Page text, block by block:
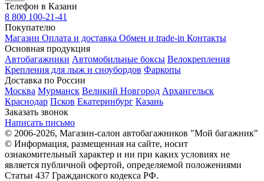
Телефон в Казани
8 800 100-21-41
Покупателю
Магазин Оплата и доставка Обмен и trade-in Контакты
Основная продукция
Автобагажники Автомобильные боксы Велокрепления
Крепления для лыж и сноубордов Фаркопы
Доставка по России
Москва Мурманск Великий Новгород Архангельск
Краснодар Псков Екатеринбург Казань
Заказать звонок
Написать письмо
© 2006-2026, Магазин-салон автобагажников "Мой багажник"
© Информация, размещенная на сайте, носит
ознакомительный характер и ни при каких условиях не
является публичной офертой, определяемой положениями
Статьи 437 Гражданского кодекса РФ.